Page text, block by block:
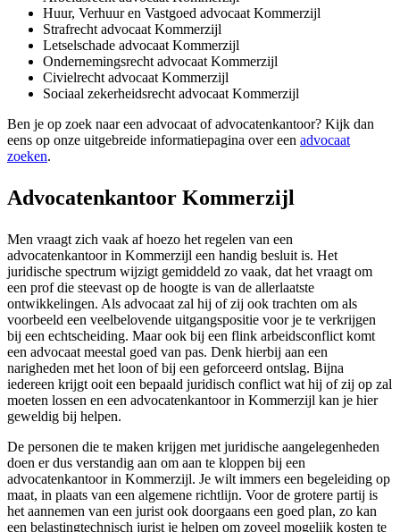
Huur, Verhuur en Vastgoed advocaat Kommerzijl
Strafrecht advocaat Kommerzijl
Letselschade advocaat Kommerzijl
Ondernemingsrecht advocaat Kommerzijl
Civielrecht advocaat Kommerzijl
Sociaal zekerheidsrecht advocaat Kommerzijl
Ben je op zoek naar een advocaat of advocatenkantoor? Kijk dan
eens op onze uitgebreide informatiepagina over een advocaat
zoeken.
Advocatenkantoor Kommerzijl
Men vraagt zich vaak af hoezo het regelen van een
advocatenkantoor in Kommerzijl een handig besluit is. Het
juridische spectrum wijzigt gemiddeld zo vaak, dat het vraagt om
een prof die steevast op de hoogte is van de allerlaatste
ontwikkelingen. Als advocaat zal hij of zij ook trachten om als
voorbeeld een veelbelovende uitgangspositie voor je te verkrijgen
bij een echtscheiding. Maar ook bij een flink arbeidsconflict komt
een advocaat meestal goed van pas. Denk hierbij aan een
narigheden met het loon of bij een geforceerd ontslag. Bijna
iedereen krijgt ooit een bepaald juridisch conflict wat hij of zij op zal
moeten lossen en een advocatenkantoor in Kommerzijl kan je hier
geweldig bij helpen.
De personen die te maken krijgen met juridische aangelegenheden
doen er dus verstandig aan om aan te kloppen bij een
advocatenkantoor in Kommerzijl. Je wilt immers een begeleiding op
maat, in plaats van een algemene richtlijn. Voor de grotere partij is
het aannemen van een jurist ook doorgaans een goed plan, zo kan
een belastingtechnisch jurist je helpen om zoveel mogelijk kosten te